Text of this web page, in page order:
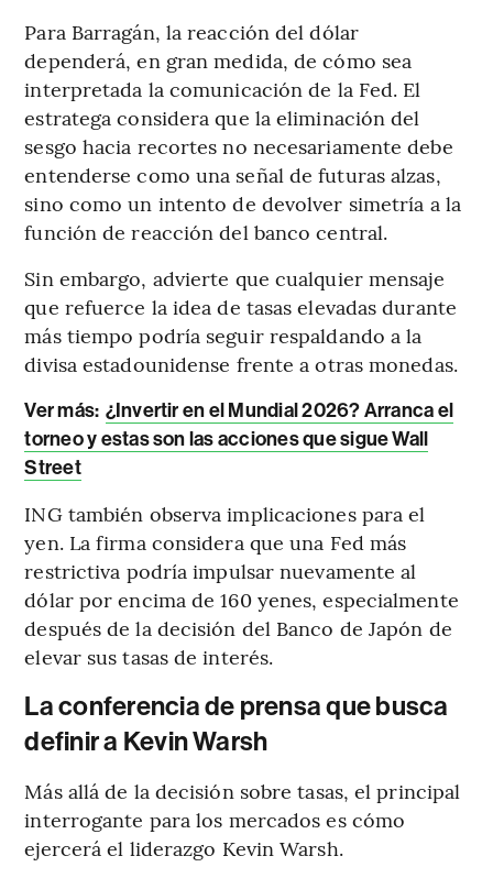
Para Barragán, la reacción del dólar
dependerá, en gran medida, de cómo sea
interpretada la comunicación de la Fed. El
estratega considera que la eliminación del
sesgo hacia recortes no necesariamente debe
entenderse como una señal de futuras alzas,
sino como un intento de devolver simetría a la
función de reacción del banco central.
Sin embargo, advierte que cualquier mensaje
que refuerce la idea de tasas elevadas durante
más tiempo podría seguir respaldando a la
divisa estadounidense frente a otras monedas.
Ver más: ¿Invertir en el Mundial 2026? Arranca el
torneo y estas son las acciones que sigue Wall
Street
ING también observa implicaciones para el
yen. La firma considera que una Fed más
restrictiva podría impulsar nuevamente al
dólar por encima de 160 yenes, especialmente
después de la decisión del Banco de Japón de
elevar sus tasas de interés.
La conferencia de prensa que busca
definir a Kevin Warsh
Más allá de la decisión sobre tasas, el principal
interrogante para los mercados es cómo
ejercerá el liderazgo Kevin Warsh.